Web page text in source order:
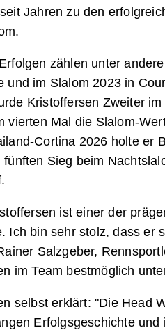
Jahren zu den
zählen unter
und im Slalom 2023 in
Kristoffersen Zweiter
vierten Mal die Slalom-
Cortina 2026 holte er
fünften Sieg beim
ist einer der
Ich bin sehr stolz, dass er
Salzgeber,
im Team bestmöglich
selbst erklärt: "Die Head
Erfolgsgeschichte